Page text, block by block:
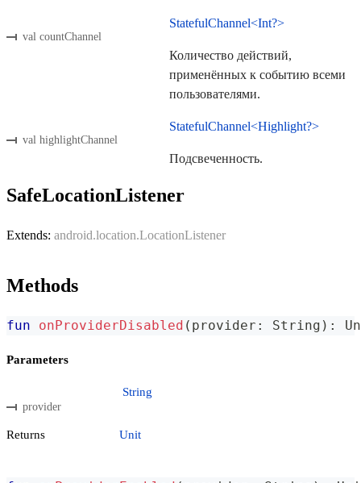
val countChannel
StatefulChannel<Int?>
Количество действий,
применённых к событию всеми
пользователями.
val highlightChannel
StatefulChannel<Highlight?>
Подсвеченность.
SafeLocationListener
Extends: android.location.LocationListener
Methods
fun onProviderDisabled ( provider : String ) :
Parameters
provider
String
Returns Unit